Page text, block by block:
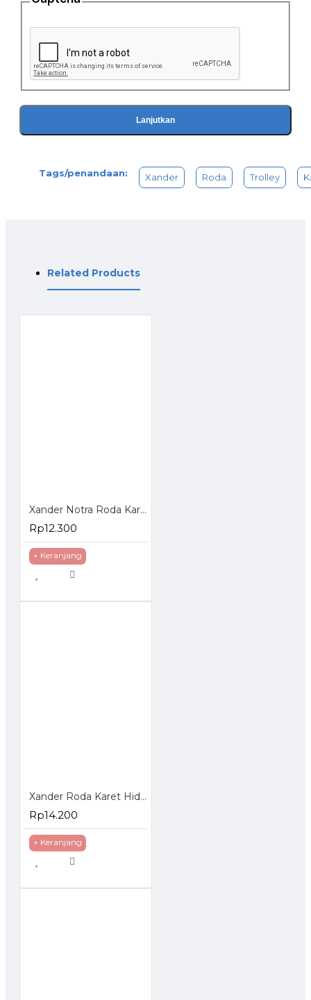
Lanjutkan
Tags/penandaan: Xander Roda Trolley
Related Products
Xander Notra Roda Karet Mati 3 inch - Roda Karet Troli Trolley Trolly
Rp12.300
+ Keranjang
Xander Roda Karet Hidup 3 inch - Roda Etalase Troli Trolley Trolly
Rp14.200
+ Keranjang